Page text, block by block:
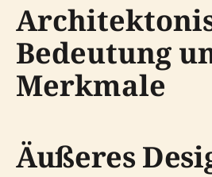
Bedeutung
Merkmale
Äußeres